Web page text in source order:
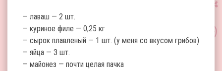
— лаваш — 2 шт.
— куриное филе — 0,25 кг
— сырок плавленый — 1 шт. (у меня со вкусом грибов)
— яйца — 3 шт.
— майонез — почти целая пачка